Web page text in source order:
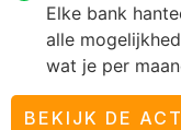
Elke bank
alle
wat je per
BEKIJK DE